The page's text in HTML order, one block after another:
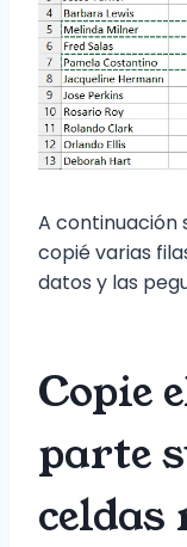
A continuación
copié varias
datos y las
Copie
parte
celdas